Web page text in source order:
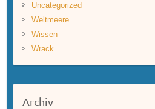
Uncategorized
Weltmeere
Wissen
Wrack
Archiv